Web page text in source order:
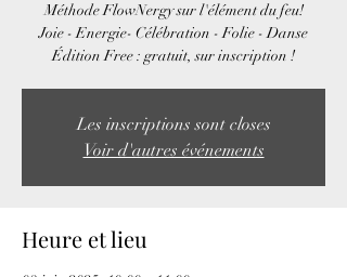
Méthode FlowNergy sur l'élément du feu!
Joie - Energie- Célébration - Folie - Danse
Édition Free : gratuit, sur inscription !
Les inscriptions sont closes
Voir d'autres événements
Heure et lieu